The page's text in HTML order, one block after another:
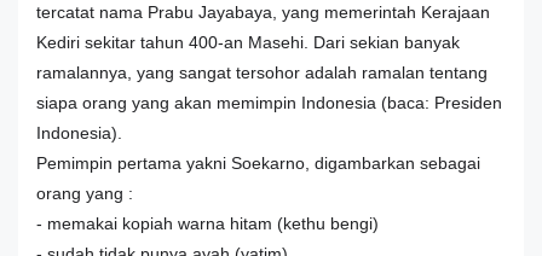
tercatat nama Prabu Jayabaya, yang memerintah Kerajaan
Kediri sekitar tahun 400-an Masehi. Dari sekian banyak
ramalannya, yang sangat tersohor adalah ramalan tentang
siapa orang yang akan memimpin Indonesia (baca: Presiden
Indonesia).
Pemimpin pertama yakni Soekarno, digambarkan sebagai
orang yang :
- memakai kopiah warna hitam (kethu bengi)